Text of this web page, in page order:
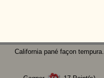
California pané façon tempura.